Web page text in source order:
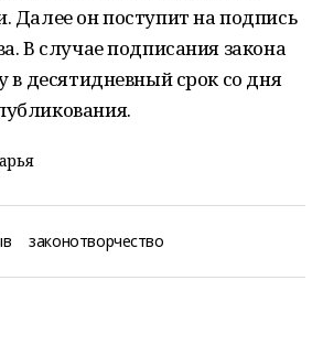
Далее он поступит на подпись
В случае подписания закона
в десятидневный срок со дня
законотворчество